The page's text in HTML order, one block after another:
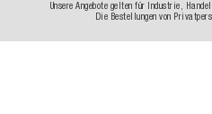
Unsere Angebote gelten für Industrie,
Die Bestellungen von